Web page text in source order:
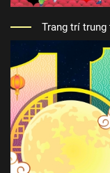
Trang trí trung